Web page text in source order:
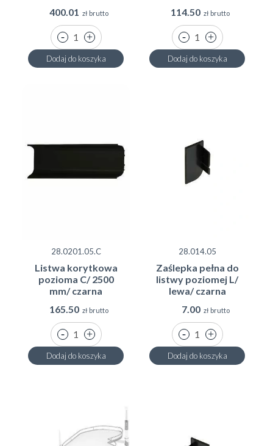
400.01
zł brutto
Dodaj do koszyka
114.50 zł brutto
Dodaj do koszyka
28.0201.05.C
Listwa korytkowa
pozioma C/ 2500
mm/ czarna
165.50 zł brutto
Dodaj do koszyka
28.014.05
Zaślepka pełna do
listwy poziomej L/
lewa/ czarna
7.00 zł brutto
Dodaj do koszyka